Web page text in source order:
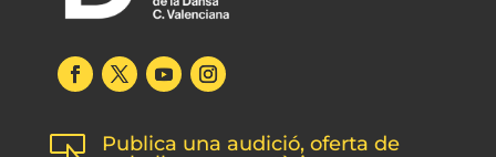
Publica una audició, oferta de